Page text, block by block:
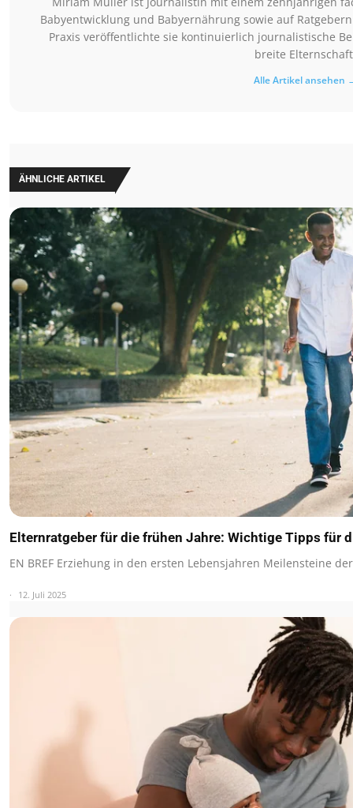
Babyentwicklung und Babyernährung sowie auf
Praxis veröffentlichte sie kontinuierlich journalistische
breite
Alle Artikel ansehen
ÄHNLICHE ARTIKEL
Elternratgeber für die frühen Jahre: Wichtige Tipps für
EN BREF Erziehung in den ersten Lebensjahren Meilensteine
12. Juli 2025